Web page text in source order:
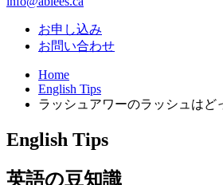
お申し込み
お問い合わせ
Home
English Tips
ラッシュアワーのラッシュはど
English Tips
英語の豆知識